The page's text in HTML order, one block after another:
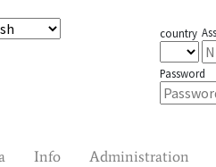
country
Password
Info Administration